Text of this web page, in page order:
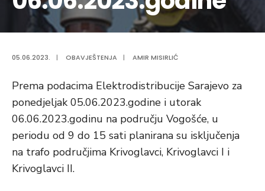
05.06.2023. | OBAVJEŠTENJA | AMIR MISIRLIĆ
Prema podacima Elektrodistribucije Sarajevo za
ponedjeljak 05.06.2023.godine i utorak
06.06.2023.godinu na području Vogošće, u
periodu od 9 do 15 sati planirana su isključenja
na trafo područjima Krivoglavci, Krivoglavci I i
Krivoglavci II.